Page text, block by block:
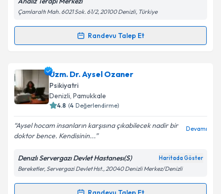
Kişisel verilerimin işlenmesine ilişkin
Metni'ni okudum ve kişisel verilerimin belirtilen
Takvim Talebini Gönder
Çamlaraltı Mah. 6021 Sok. 61/2, 20100 Denizli, Türkiye
Randevu Talep Et
Randevu Takvimi Talebi
Prof. Dr. Nalan Kalkan Oğuzhanoğlu
takvimi talebi oluşturun. Size bu uzmandan randevu
almanız için bir takvim hazırlandığında e-posta ile
bilgilendireceğiz.
E-posta Adresiniz
Kişisel verilerimin işlenmesine ilişkinAydınlatma
Metni'ni okudum ve kişisel verilerimin belirtilen
kapsamda işlenmesini kabul ediyorum.
Uzm. Dr. Aysel Ozaner
Psikiyatri
Denizli, Pamukkale
4.8 (4 Değerlendirme)
Aysel hocam insanların karşısına çıkabilecek nadir bir
doktor bence. Kendisinin...
Devamı
Denızlı Servergazı Devlet Hastanesı(S) Haritada Göster
Bereketler, Servergazi Devlet Hst., 20040 Denizli Merkez/Denizli